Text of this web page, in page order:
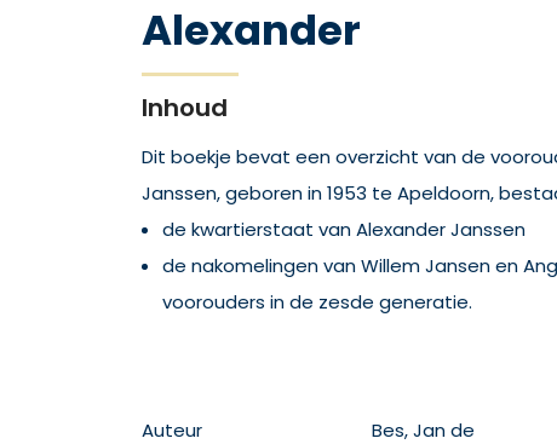
Alexander
Inhoud
Dit boekje bevat een overzicht van de
Janssen, geboren in 1953 te Apeldoorn,
de kwartierstaat van Alexander Janssen
de nakomelingen van Willem Jansen en
voorouders in de zesde generatie.
Auteur
Bes, Jan de